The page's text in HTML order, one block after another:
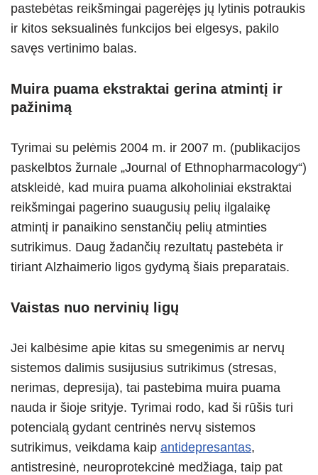
pastebėtas reikšmingai pagerėjęs jų lytinis potraukis
ir kitos seksualinės funkcijos bei elgesys, pakilo
savęs vertinimo balas.
Muira puama ekstraktai gerina atmintį ir
pažinimą
Tyrimai su pelėmis 2004 m. ir 2007 m. (publikacijos
paskelbtos žurnale „Journal of Ethnopharmacology“)
atskleidė, kad muira puama alkoholiniai ekstraktai
reikšmingai pagerino suaugusių pelių ilgalaikę
atmintį ir panaikino senstančių pelių atminties
sutrikimus. Daug žadančių rezultatų pastebėta ir
tiriant Alzhaimerio ligos gydymą šiais preparatais.
Vaistas nuo nervinių ligų
Jei kalbėsime apie kitas su smegenimis ar nervų
sistemos dalimis susijusius sutrikimus (stresas,
nerimas, depresija), tai pastebima muira puama
nauda ir šioje srityje. Tyrimai rodo, kad ši rūšis turi
potencialą gydant centrinės nervų sistemos
sutrikimus, veikdama kaip antidepresantas,
antistresinė, neuroprotekcinė medžiaga, taip pat